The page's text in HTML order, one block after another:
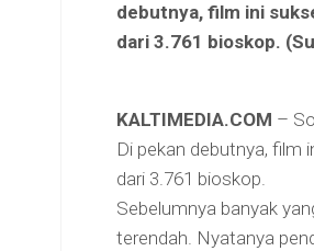
debutnya, film ini
dari 3.761 bioskop.
KALTIMEDIA.COM –
Di pekan debutnya, film
dari 3.761 bioskop.
Sebelumnya banyak
terendah. Nyatanya